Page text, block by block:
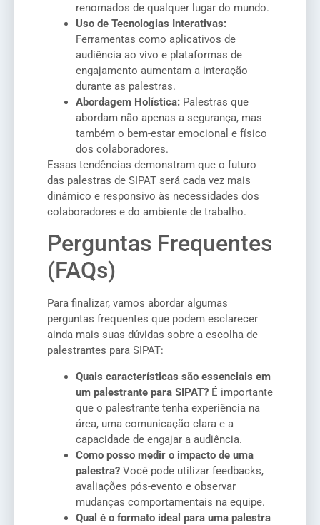
renomados de qualquer lugar do mundo.
Uso de Tecnologias Interativas:
Ferramentas como aplicativos de
audiência ao vivo e plataformas de
engajamento aumentam a interação
durante as palestras.
Abordagem Holística: Palestras que
abordam não apenas a segurança, mas
também o bem-estar emocional e físico
dos colaboradores.
Essas tendências demonstram que o futuro
das palestras de SIPAT será cada vez mais
dinâmico e responsivo às necessidades dos
colaboradores e do ambiente de trabalho.
Perguntas Frequentes
(FAQs)
Para finalizar, vamos abordar algumas
perguntas frequentes que podem esclarecer
ainda mais suas dúvidas sobre a escolha de
palestrantes para SIPAT:
Quais características são essenciais em
um palestrante para SIPAT? É importante
que o palestrante tenha experiência na
área, uma comunicação clara e a
capacidade de engajar a audiência.
Como posso medir o impacto de uma
palestra? Você pode utilizar feedbacks,
avaliações pós-evento e observar
mudanças comportamentais na equipe.
Qual é o formato ideal para uma palestra